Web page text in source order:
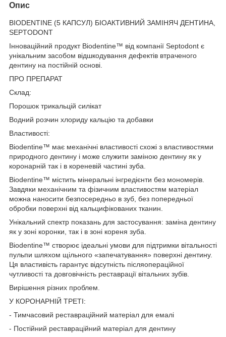
Опис
BIODENTINE (5 КАПСУЛ) БІОАКТИВНИЙ ЗАМІНЯЧ ДЕНТИНА,
SEPTODONT
Інноваційний продукт Biodentine™ від компанії Septodont є
унікальним засобом відшкодування дефектів втраченого
дентину на постійній основі.
ПРО ПРЕПАРАТ
Склад:
Порошок трикальцій силікат
Водний розчин хлориду кальцію та добавки
Властивості:
Biodentine™ має механічні властивості схожі з властивостями
природного дентину і може служити заміною дентину як у
коронарній так і в кореневій частині зуба.
Biodentine™ містить мінеральні інгредієнти без мономерів.
Завдяки механічним та фізичним властивостям матеріал
можна наносити безпосередньо в зуб, без попередньої
обробки поверхні від кальцифікованих тканин.
Унікальний спектр показань для застосування: заміна дентину
як у зоні коронки, так і в зоні кореня зуба.
Biodentine™ створює ідеальні умови для підтримки вітальності
пульпи шляхом щільного «запечатування» поверхні дентину.
Ця властивість гарантує відсутність післяопераційної
чутливості та довговічність реставрації вітальних зубів.
Вирішення різних проблем.
У КОРОНАРНІЙ ТРЕТІ:
- Тимчасовий реставраційний матеріал для емалі
- Постійний реставраційний матеріал для дентину